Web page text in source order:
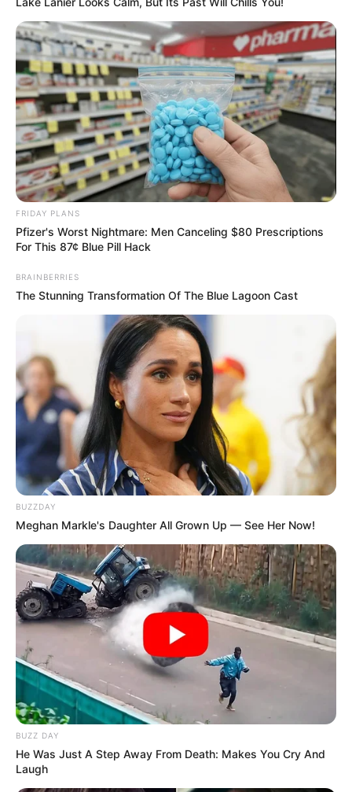
FRIDAY PLANS
Pfizer's Worst Nightmare: Men Canceling $80 Prescriptions
For This 87¢ Blue Pill Hack
BRAINBERRIES
The Stunning Transformation Of The Blue Lagoon Cast
BUZZDAY
Meghan Markle's Daughter All Grown Up — See Her Now!
BUZZ DAY
He Was Just A Step Away From Death: Makes You Cry And
Laugh